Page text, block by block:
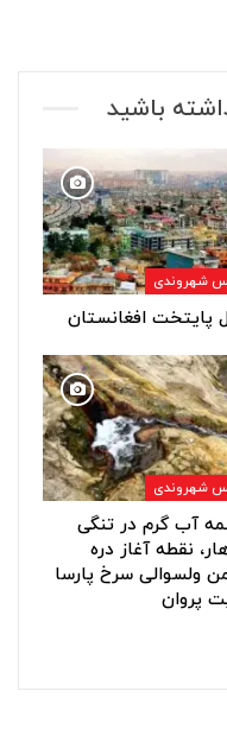
باشید
شهروندی
پایتخت افغانستان
شهروندی
آب گرم در تنگی
نقطه آغاز دره
ولسوالی سرخ پارسا
پروان